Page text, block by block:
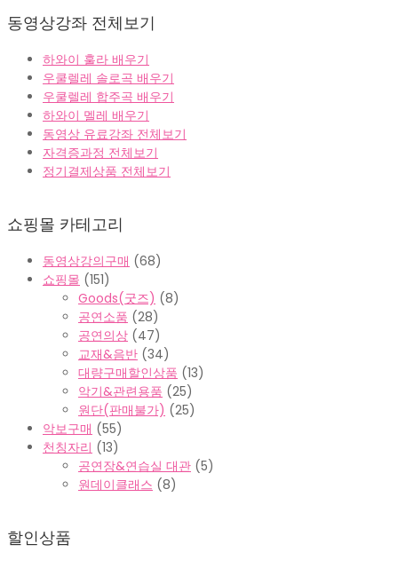
동영상강좌 전체보기
하와이 훌라 배우기
우쿨렐레 솔로곡 배우기
우쿨렐레 합주곡 배우기
하와이 멜레 배우기
동영상 유료강좌 전체보기
자격증과정 전체보기
정기결제상품 전체보기
쇼핑몰 카테고리
동영상강의구매 (68)
쇼핑몰 (151)
Goods(굿즈) (8)
공연소품 (28)
공연의상 (47)
교재&음반 (34)
대량구매할인상품 (13)
악기&관련용품 (25)
원단(판매불가) (25)
악보구매 (55)
천칭자리 (13)
공연장&연습실 대관 (5)
원데이클래스 (8)
할인상품